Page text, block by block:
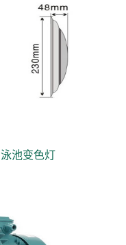
池变色灯